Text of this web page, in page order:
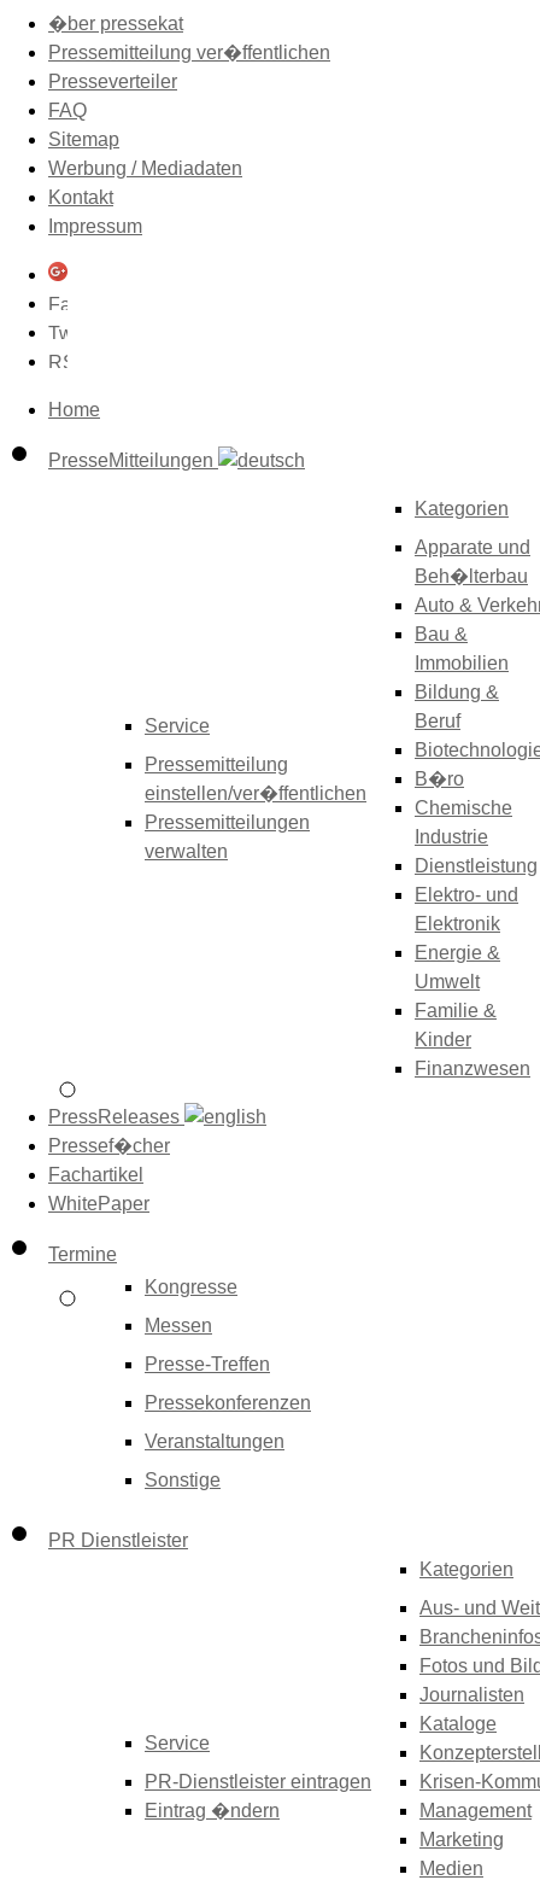
�ber pressekat
Pressemitteilung ver�ffentlichen
Presseverteiler
FAQ
Sitemap
Werbung / Mediadaten
Kontakt
Impressum
Home
PresseMitteilungen
Service
Pressemitteilung
einstellen/ver�ffentlichen
Pressemitteilungen
verwalten
Kategorien
Apparate und
Beh�lterbau
Auto &
Bau &
Immobilien
Bildung &
Beruf
B�ro
Chemische
Industrie
Dienstleistung
Elektro- und
Elektronik
Energie &
Umwelt
Familie &
Kinder
Finanzwesen
PressReleases
Pressef�cher
Fachartikel
WhitePaper
Termine
Kongresse
Messen
Presse-Treffen
Pressekonferenzen
Veranstaltungen
Sonstige
PR Dienstleister
Service
PR-Dienstleister eintragen
Eintrag �ndern
Kategorien
Aus- und
Fotos und
Journalisten
Kataloge
Krisen-
Management
Marketing
Medien